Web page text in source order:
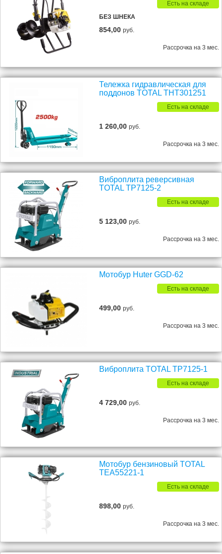
Есть на складе
БЕЗ ШНЕКА
854,00руб.
Рассрочка на 3 мес.
Тележка гидравлическая для
поддонов TOTAL THT301251
Есть на складе
1 260,00руб.
Рассрочка на 3 мес.
Виброплита реверсивная
TOTAL TP7125-2
Есть на складе
5 123,00руб.
Рассрочка на 3 мес.
Мотобур Huter GGD-62
Есть на складе
499,00руб.
Рассрочка на 3 мес.
Виброплита TOTAL TP7125-1
Есть на складе
4 729,00руб.
Рассрочка на 3 мес.
Мотобур бензиновый TOTAL
TEA55221-1
Есть на складе
898,00руб.
Рассрочка на 3 мес.